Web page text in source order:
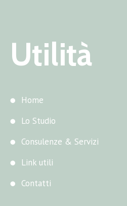
Utilità
Home
Lo Studio
Consulenze & Servizi
Link utili
Contatti